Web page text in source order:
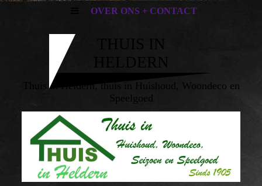
OVER ONS + CONTACT
THUIS IN
Thuis in Heldern,thuis in Huishoud, Woondeco en
Speelgoed